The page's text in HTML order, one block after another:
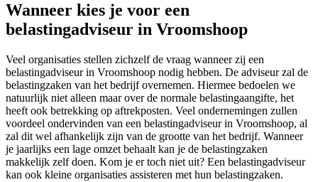
Wanneer kies je voor een
belastingadviseur in Vroomshoop
Veel organisaties stellen zichzelf de vraag wanneer zij een
belastingadviseur in Vroomshoop nodig hebben. De adviseur zal de
belastingzaken van het bedrijf overnemen. Hiermee bedoelen we
natuurlijk niet alleen maar over de normale belastingaangifte, het
heeft ook betrekking op aftrekposten. Veel ondernemingen zullen
voordeel ondervinden van een belastingadviseur in Vroomshoop, al
zal dit wel afhankelijk zijn van de grootte van het bedrijf. Wanneer
je jaarlijks een lage omzet behaalt kan je de belastingzaken
makkelijk zelf doen. Kom je er toch niet uit? Een belastingadviseur
kan ook kleine organisaties assisteren met hun belastingzaken.